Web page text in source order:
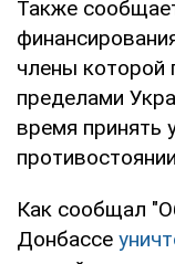
Также
члены которой
пределами
время принять
Как сообщал
Донбассе